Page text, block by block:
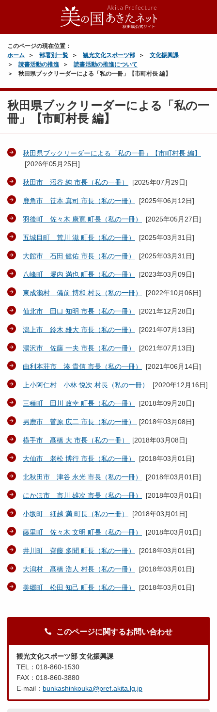
このページの現在位置：
ホーム
部署別一覧 観光文化スポーツ部
文化振興課
読書活動の推進
読書活動の推進について
秋田県ブックリーダーによる「私の一冊」【市町村長 編】
秋田県ブックリーダーによる「私の一
冊」【市町村長 編】
秋田県ブックリーダーによる「私の一冊」【市町村長 編】
[2026年05月25日]
秋田市 沼谷 純 市長（私の一冊） [2025年07月29日]
鹿角市 笹本 真司 市長（私の一冊） [2025年06月12日]
羽後町 佐々木 康寛 町長（私の一冊） [2025年05月27日]
五城目町 荒川 滋 町長（私の一冊） [2025年03月31日]
大館市 石田 健佑 市長（私の一冊） [2025年03月31日]
八峰町 堀内 満也 町長（私の一冊） [2023年03月09日]
東成瀬村 備前 博和 村長（私の一冊） [2022年10月06日]
仙北市 田口 知明 市長（私の一冊） [2021年12月28日]
潟上市 鈴木 雄大 市長（私の一冊） [2021年07月13日]
湯沢市 佐藤 一夫 市長（私の一冊） [2021年07月13日]
由利本荘市 湊 貴信 市長（私の一冊） [2021年06月14日]
上小阿仁村 小林 悦次 村長（私の一冊） [2020年12月16日]
三種町 田川 政幸 町長（私の一冊） [2018年09月28日]
男鹿市 菅原 広二 市長（私の一冊） [2018年03月08日]
横手市 髙橋 大 市長（私の一冊） [2018年03月08日]
大仙市 老松 博行 市長（私の一冊） [2018年03月01日]
北秋田市 津谷 永光 市長（私の一冊） [2018年03月01日]
にかほ市 市川 雄次 市長（私の一冊） [2018年03月01日]
小坂町 細越 満 町長（私の一冊） [2018年03月01日]
藤里町 佐々木 文明 町長（私の一冊） [2018年03月01日]
井川町 齋藤 多聞 町長（私の一冊） [2018年03月01日]
大潟村 髙橋 浩人 村長（私の一冊） [2018年03月01日]
美郷町 松田 知己 町長（私の一冊） [2018年03月01日]
このページに関するお問い合わせ
観光文化スポーツ部 文化振興課
TEL：018-860-1530
FAX：018-860-3880
E-mail： bunkashinkouka@pref.akita.lg.jp